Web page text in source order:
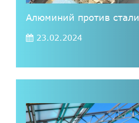
Алюминий против стали
23.02.2024